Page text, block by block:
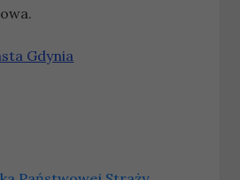
Gdynia